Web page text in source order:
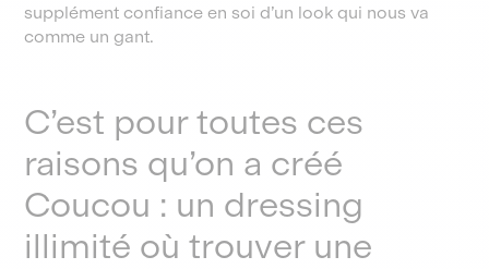
supplément confiance en soi d’un look qui nous va
comme un gant.
C’est pour toutes ces
raisons qu’on a créé
Coucou : un dressing
illimité où trouver une